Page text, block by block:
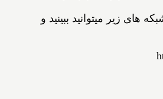
های زیر میتوانید ببینید و